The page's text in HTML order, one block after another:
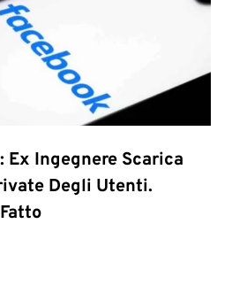
Ex Ingegnere Scarica
Degli Utenti.